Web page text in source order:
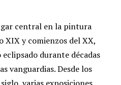
central en la pintura
XIX y comienzos del XX,
durante décadas
vanguardias. Desde los
varias exposiciones